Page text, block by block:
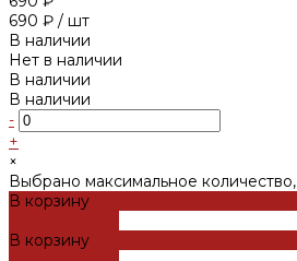
690 ₽ / шт
В наличии
Нет в наличии
В наличии
В наличии
-
+
×
Выбрано максимальное
В корзину
В корзину